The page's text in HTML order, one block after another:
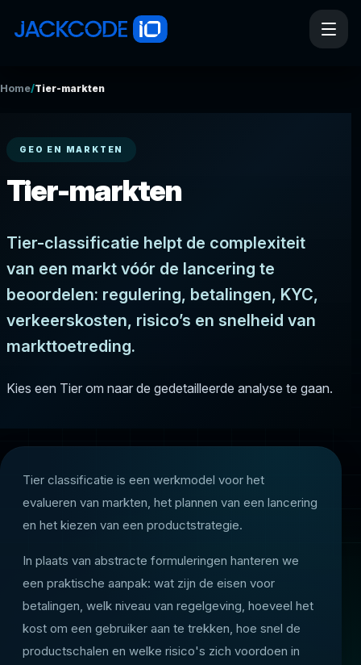
Home/Tier-markten
GEO EN MARKTEN
Tier-markten
Tier-classificatie helpt de complexiteit
van een markt vóór de lancering te
beoordelen: regulering, betalingen, KYC,
verkeerskosten, risico’s en snelheid van
markttoetreding.
Kies een Tier om naar de gedetailleerde analyse te gaan.
Tier classificatie is een werkmodel voor het
evalueren van markten, het plannen van een lancering
en het kiezen van een productstrategie.
In plaats van abstracte formuleringen hanteren we
een praktische aanpak: wat zijn de eisen voor
betalingen, welk niveau van regelgeving, hoeveel het
kost om een gebruiker aan te trekken, hoe snel de
productschalen en welke risico's zich voordoen in